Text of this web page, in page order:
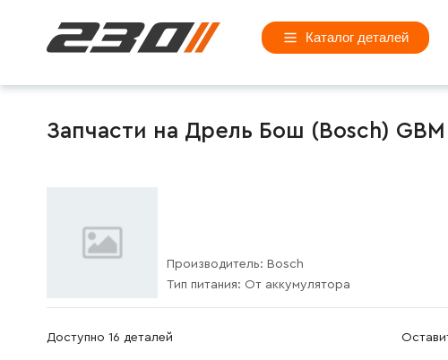
Каталог деталей
Запчасти на Дрель Бош (Bosch) GBM
Производитель: Bosch
Тип питания: От аккумулятора
Доступно 16 деталей